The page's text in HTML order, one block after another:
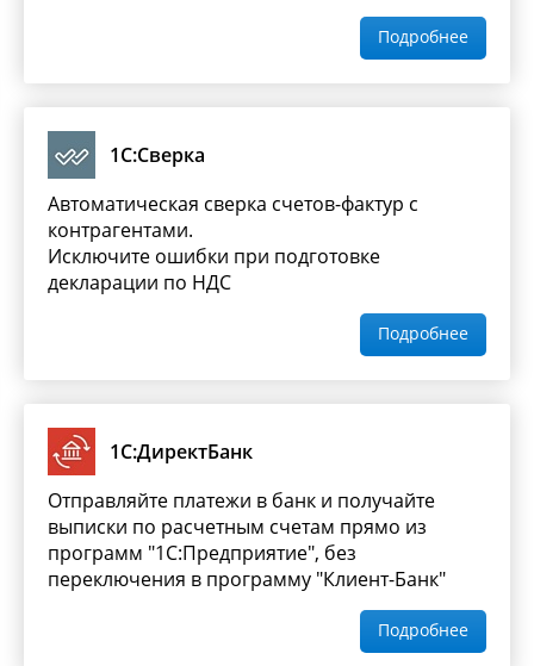
Подробнее
1С:Сверка
Автоматическая сверка счетов-фактур с
контрагентами.
Исключите ошибки при подготовке
декларации по НДС
Подробнее
1С:ДиректБанк
Отправляйте платежи в банк и получайте
выписки по расчетным счетам прямо из
программ "1С:Предприятие", без
переключения в программу "Клиент-Банк"
Подробнее